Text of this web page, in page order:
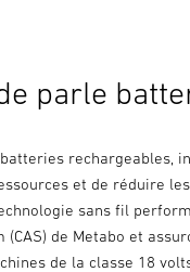
parle
rechargeables,
et de réduire
sans fil
(CAS) de Metabo et
de la classe 18